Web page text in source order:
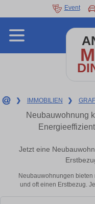
Event
❯ IMMOBILIEN ❯
Neubauwohnung
Jetzt eine
Neubauwohnungen
und oft einen Erstbezug.